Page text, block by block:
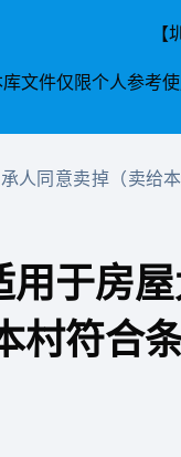
【
库文件仅限个人参考
人同意卖掉（卖给
于房
村符合